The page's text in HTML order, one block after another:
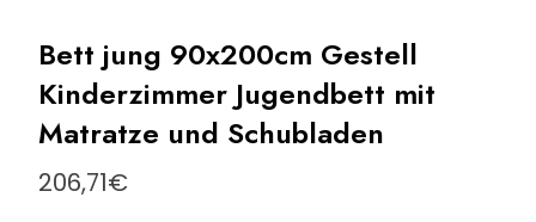
Bett jung 90x200cm Gestell
Kinderzimmer Jugendbett mit
Matratze und Schubladen
206,71€